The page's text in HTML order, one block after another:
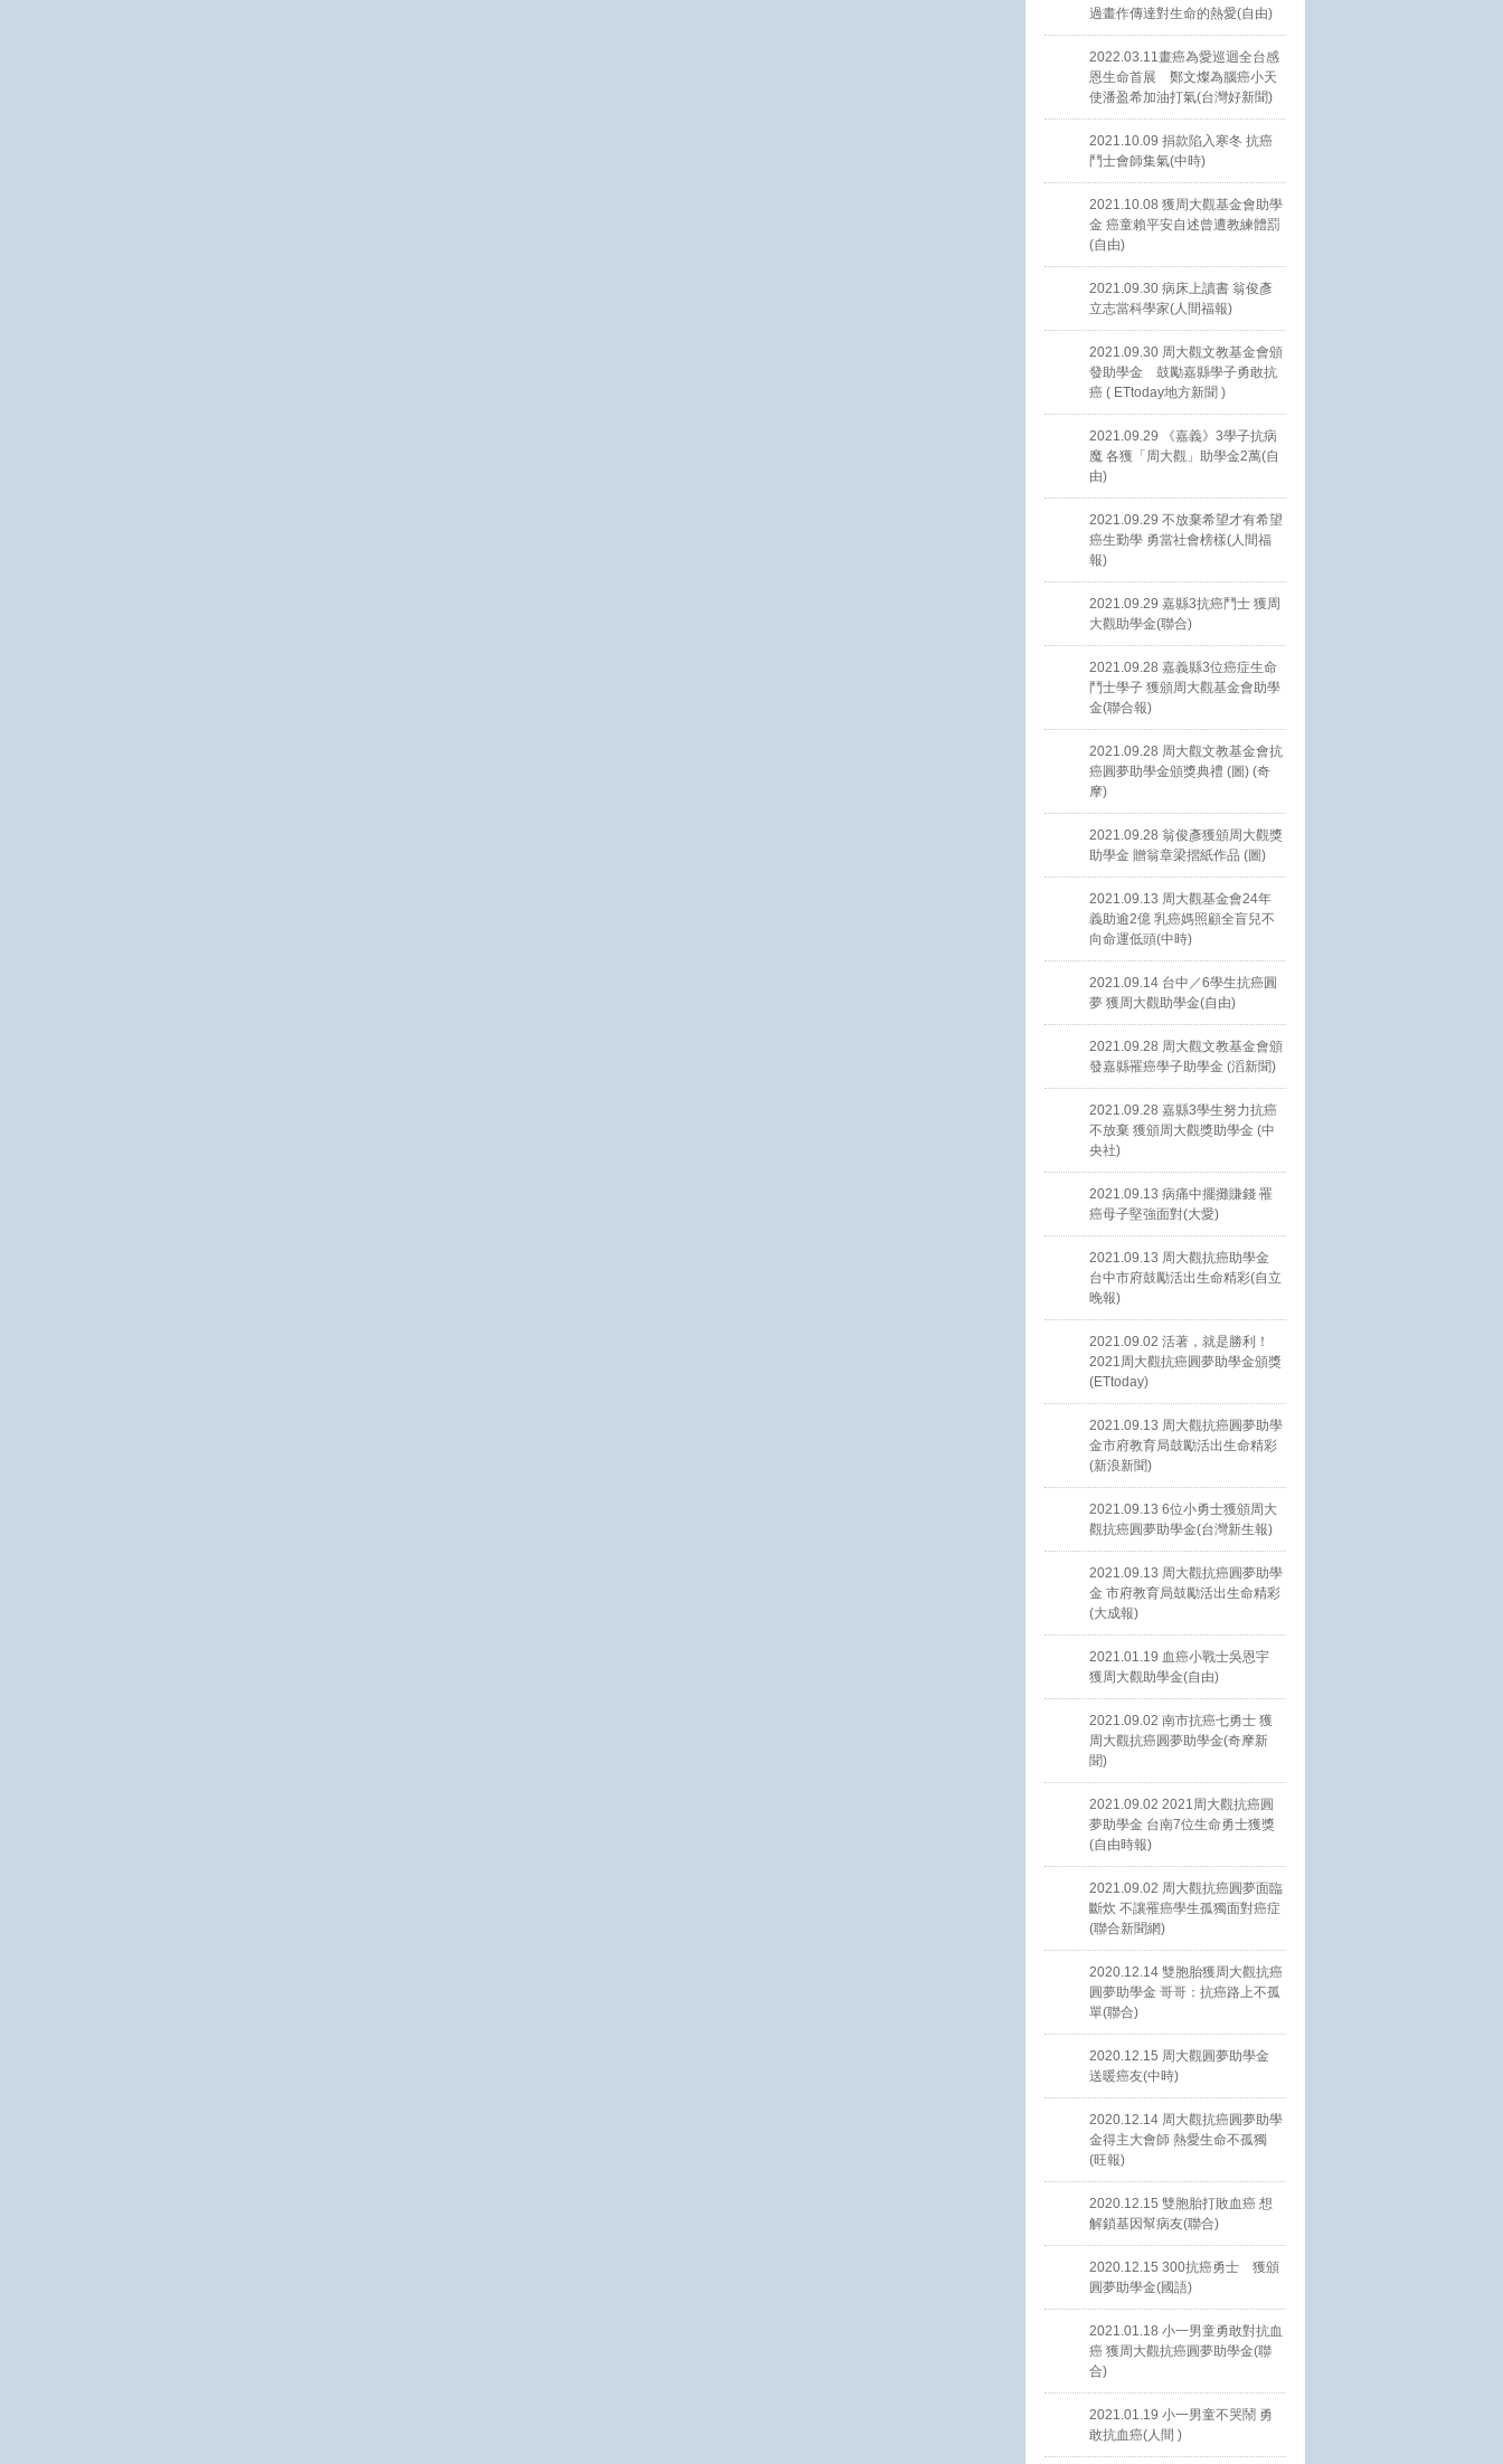
過畫作傳達對生命的熱愛(自由)
2022.03.11畫癌為愛巡迴全台感
恩生命首展 鄭文燦為腦癌小天
使潘盈希加油打氣(台灣好新聞)
2021.10.09 捐款陷入寒冬 抗癌
鬥士會師集氣(中時)
2021.10.08 獲周大觀基金會助學
金 癌童賴平安自述曾遭教練體罰
(自由)
2021.09.30 病床上讀書 翁俊彥
立志當科學家(人間福報)
2021.09.30 周大觀文教基金會頒
發助學金 鼓勵嘉縣學子勇敢抗
癌 ( ETtoday地方新聞 )
2021.09.29 《嘉義》3學子抗病
魔 各獲「周大觀」助學金2萬(自
由)
2021.09.29 不放棄希望才有希望
癌生勤學 勇當社會榜樣(人間福
報)
2021.09.29 嘉縣3抗癌鬥士 獲周
大觀助學金(聯合)
2021.09.28 嘉義縣3位癌症生命
鬥士學子 獲頒周大觀基金會助學
金(聯合報)
2021.09.28 周大觀文教基金會抗
癌圓夢助學金頒獎典禮 (圖) (奇
摩)
2021.09.28 翁俊彥獲頒周大觀獎
助學金 贈翁章梁摺紙作品 (圖)
2021.09.13 周大觀基金會24年
義助逾2億 乳癌媽照顧全盲兒不
向命運低頭(中時)
2021.09.14 台中／6學生抗癌圓
夢 獲周大觀助學金(自由)
2021.09.28 周大觀文教基金會頒
發嘉縣罹癌學子助學金 (滔新聞)
2021.09.28 嘉縣3學生努力抗癌
不放棄 獲頒周大觀獎助學金 (中
央社)
2021.09.13 病痛中擺攤賺錢 罹
癌母子堅強面對(大愛)
2021.09.13 周大觀抗癌助學金
台中市府鼓勵活出生命精彩(自立
晚報)
2021.09.02 活著，就是勝利！
2021周大觀抗癌圓夢助學金頒獎
(ETtoday)
2021.09.13 周大觀抗癌圓夢助學
金市府教育局鼓勵活出生命精彩
(新浪新聞)
2021.09.13 6位小勇士獲頒周大
觀抗癌圓夢助學金(台灣新生報)
2021.09.13 周大觀抗癌圓夢助學
金 市府教育局鼓勵活出生命精彩
(大成報)
2021.01.19 血癌小戰士吳恩宇
獲周大觀助學金(自由)
2021.09.02 南市抗癌七勇士 獲
周大觀抗癌圓夢助學金(奇摩新
聞)
2021.09.02 2021周大觀抗癌圓
夢助學金 台南7位生命勇士獲獎
(自由時報)
2021.09.02 周大觀抗癌圓夢面臨
斷炊 不讓罹癌學生孤獨面對癌症
(聯合新聞網)
2020.12.14 雙胞胎獲周大觀抗癌
圓夢助學金 哥哥：抗癌路上不孤
單(聯合)
2020.12.15 周大觀圓夢助學金
送暖癌友(中時)
2020.12.14 周大觀抗癌圓夢助學
金得主大會師 熱愛生命不孤獨
(旺報)
2020.12.15 雙胞胎打敗血癌 想
解鎖基因幫病友(聯合)
2020.12.15 300抗癌勇士 獲頒
圓夢助學金(國語)
2021.01.18 小一男童勇敢對抗血
癌 獲周大觀抗癌圓夢助學金(聯
合)
2021.01.19 小一男童不哭鬧 勇
敢抗血癌(人間 )